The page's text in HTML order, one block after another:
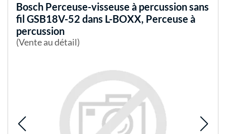
Bosch Perceuse-visseuse à percussion sans
fil GSB18V-52 dans L-BOXX, Perceuse à
percussion
(Vente au détail)